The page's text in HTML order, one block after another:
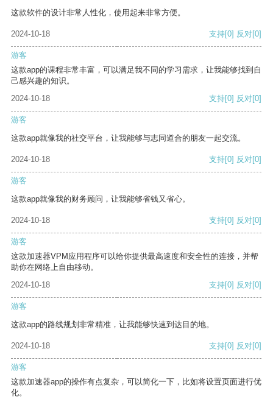
这款软件的设计非常人性化，使用起来非常方便。
2024-10-18 支持[0] 反对[0]
游客
这款app的课程非常丰富，可以满足我不同的学习需求，让我能够找到自
己感兴趣的知识。
2024-10-18
支持[0] 反对[0]
游客
这款app就像我的社交平台，让我能够与志同道合的朋友一起交流。
2024-10-18 支持[0] 反对[0]
游客
这款app就像我的财务顾问，让我能够省钱又省心。
2024-10-18 支持[0] 反对[0]
游客
这款加速器VPM应用程序可以给你提供最高速度和安全性的连接，并帮
助你在网络上自由移动。
2024-10-18
支持[0] 反对[0]
游客
这款app的路线规划非常精准，让我能够快速到达目的地。
2024-10-18 支持[0] 反对[0]
游客
这款加速器app的操作有点复杂，可以简化一下，比如将设置页面进行优
化。